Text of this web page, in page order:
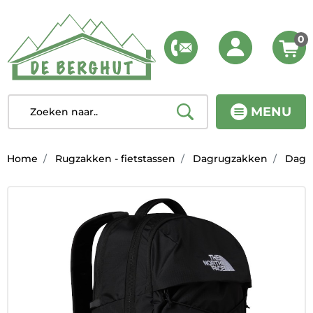
MENU
0
Home Rugzakken - fietstassen Dagrugzakken